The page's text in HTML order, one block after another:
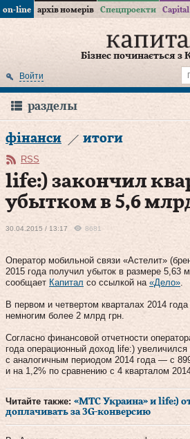
on-line архів номерів Спецпроекти
Бізнес починається з
Войти
разделы
фінанси итоги
RSS
life:) закончил
убытком в 5,6
30.04.2015 / 13:17 8681
Оператор мобильной связи «Астелит»
2015 года получил убыток в размере 5,63
сообщает Капитал со ссылкой на «Дело».
В первом и четвертом кварталах 2014
немногим более 2 млрд грн.
Согласно финансовой отчетности
года операционный доход life:)
с аналогичным периодом 2014 года — с
и на 1,2% по сравнению с 4 кварталом
Читайте также: «МТС Украина» и life:)
доплачивать за 3G-конверсию